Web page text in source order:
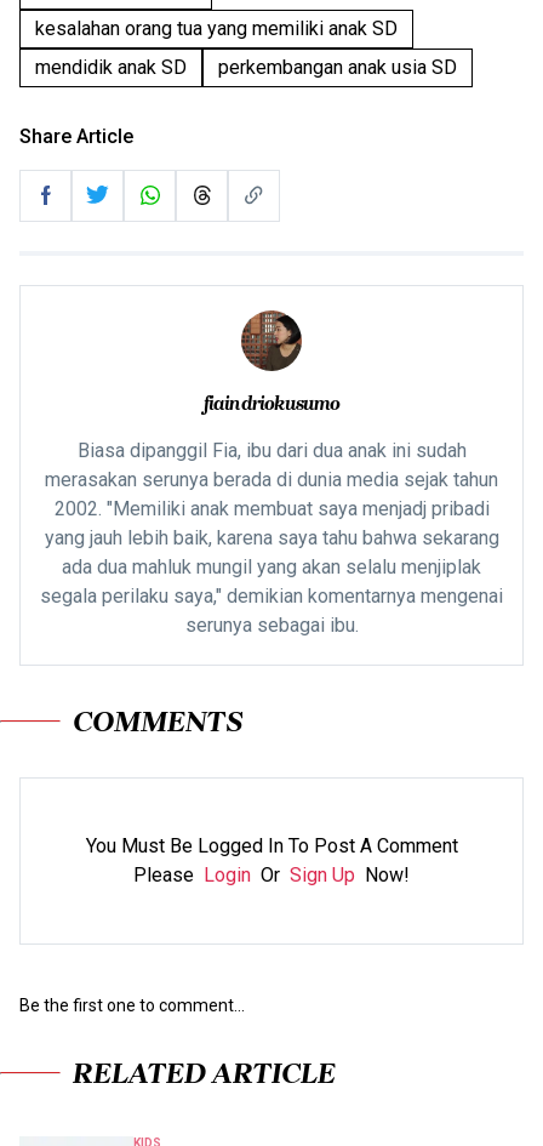
kesalahan orang tua yang memiliki anak SD
mendidik anak SD
perkembangan anak usia SD
Share Article
fiaindriokusumo
Biasa dipanggil Fia, ibu dari dua anak ini sudah
merasakan serunya berada di dunia media sejak tahun
2002. "Memiliki anak membuat saya menjadj pribadi
yang jauh lebih baik, karena saya tahu bahwa sekarang
ada dua mahluk mungil yang akan selalu menjiplak
segala perilaku saya," demikian komentarnya mengenai
serunya sebagai ibu.
COMMENTS
You Must Be Logged In To Post A Comment
Please Login Or Sign Up Now!
Be the first one to comment...
RELATED ARTICLE
KIDS